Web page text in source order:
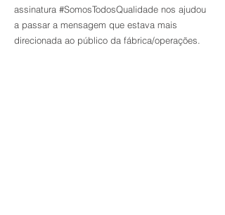
assinatura #SomosTodosQualidade nos ajudou
a passar a mensagem que estava mais
direcionada ao público da fábrica/operações.